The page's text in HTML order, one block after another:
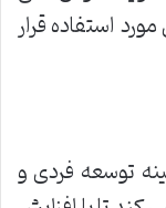
استفاده قرار
توسعه فردی و